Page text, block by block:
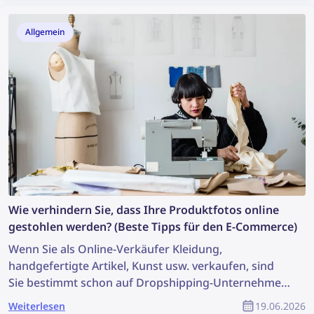
Allgemein
Wie verhindern Sie, dass Ihre Produktfotos online
gestohlen werden? (Beste Tipps für den E-Commerce)
Wenn Sie als Online-Verkäufer Kleidung,
handgefertigte Artikel, Kunst usw. verkaufen, sind
Sie bestimmt schon auf Dropshipping-Unternehmen
und betrügerische Verkäufer gestoßen, die Ihre
Weiterlesen 19.06.2026